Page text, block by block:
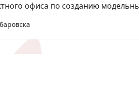
офиса по созданию